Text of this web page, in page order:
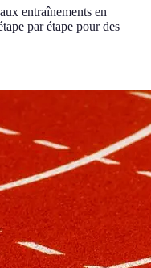
entraînements en
par étape pour des